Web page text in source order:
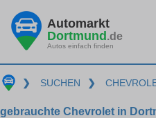
Automarkt
Dortmund.de
Autos einfach finden
❯ SUCHEN ❯
gebrauchte Chevrolet in